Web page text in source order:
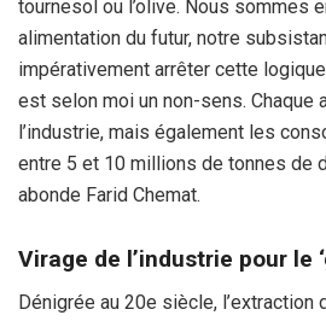
tournesol ou l’olive. Nous sommes
alimentation du futur, notre
impérativement arrêter cette
est selon moi un non-sens. Chaque
l’industrie, mais également les
entre 5 et 10 millions de tonnes de
abonde Farid Chemat.
Virage de l’industrie pour le
Dénigrée au 20e siècle, l’extraction